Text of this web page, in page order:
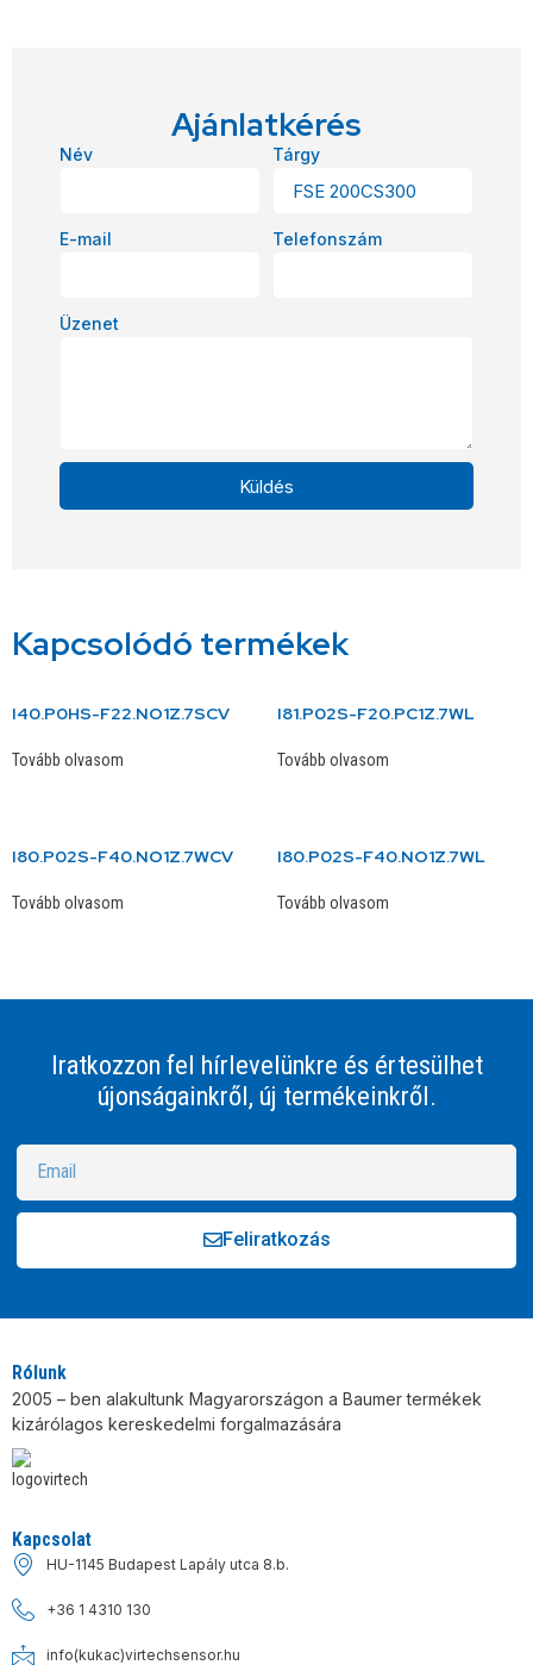
Ajánlatkérés
Név Tárgy
E-mail Telefonszám
Üzenet
Küldés
Kapcsolódó termékek
I40.P0HS-F22.NO1Z.7SCV
Tovább olvasom
I81.P02S-F20.PC1Z.7WL
Tovább olvasom
I80.P02S-F40.NO1Z.7WCV
Tovább olvasom
I80.P02S-F40.NO1Z.7WL
Tovább olvasom
Iratkozzon fel hírlevelünkre és értesülhet
újonságainkről, új termékeinkről.
Feliratkozás
Rólunk
2005 – ben alakultunk Magyarországon a Baumer termékek
kizárólagos kereskedelmi forgalmazására
Kapcsolat
HU-1145 Budapest Lapály utca 8.b.
+36 1 4310 130
info(kukac)virtechsensor.hu